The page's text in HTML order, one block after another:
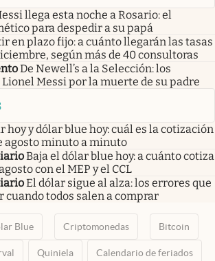
llega esta noche a Rosario: el
para despedir a su papá
en plazo fijo: a cuánto llegarán las tasas
según más de 40 consultoras
De Newell’s a la Selección: los
Messi por la muerte de su padre
hoy y dólar blue hoy: cuál es la cotización
agosto minuto a minuto
Baja el dólar blue hoy: a cuánto cotiza
con el MEP y el CCL
El dólar sigue al alza: los errores que
cuando todos salen a comprar
Blue Criptomonedas Bitcoin
Quiniela Calendario de feriados